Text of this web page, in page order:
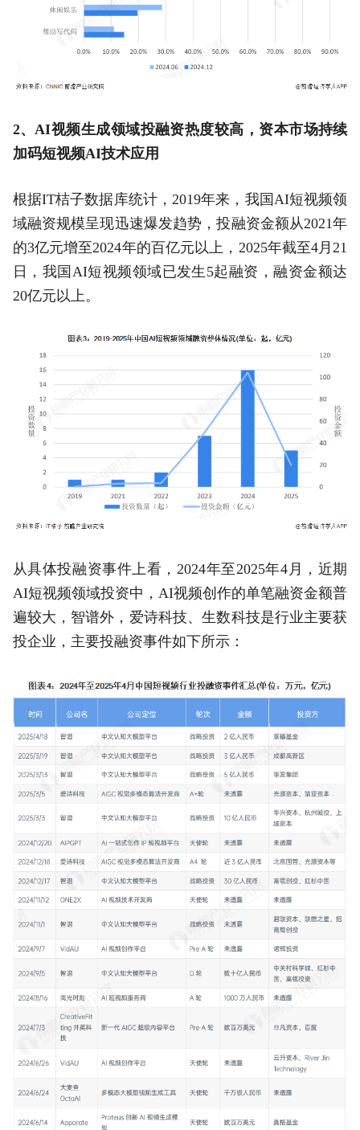
2、AI视频生成领域投融资热度较高，资本市场持续
加码短视频AI技术应用
根据IT桔子数据库统计，2019年来，我国AI短视频领
域融资规模呈现迅速爆发趋势，投融资金额从2021年
的3亿元增至2024年的百亿元以上，2025年截至4月21
日，我国AI短视频领域已发生5起融资，融资金额达
20亿元以上。
从具体投融资事件上看，2024年至2025年4月，近期
AI短视频领域投资中，AI视频创作的单笔融资金额普
遍较大，智谱外，爱诗科技、生数科技是行业主要获
投企业，主要投融资事件如下所示：